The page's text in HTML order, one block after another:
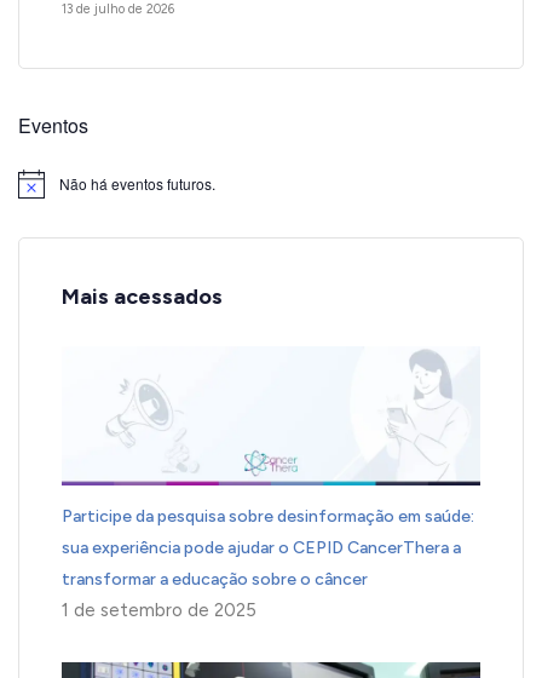
13 de julho de 2026
Eventos
Notice Não há eventos futuros.
Mais acessados
Participe da pesquisa sobre desinformação em saúde:
sua experiência pode ajudar o CEPID CancerThera a
transformar a educação sobre o câncer
1 de setembro de 2025